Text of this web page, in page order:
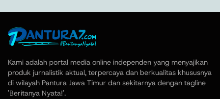
Kami adalah portal media online independen yang menyajikan
produk jurnalistik aktual, terpercaya dan berkualitas khususnya
di wilayah Pantura Jawa Timur dan sekitarnya dengan tagline
'Beritanya Nyata!'.